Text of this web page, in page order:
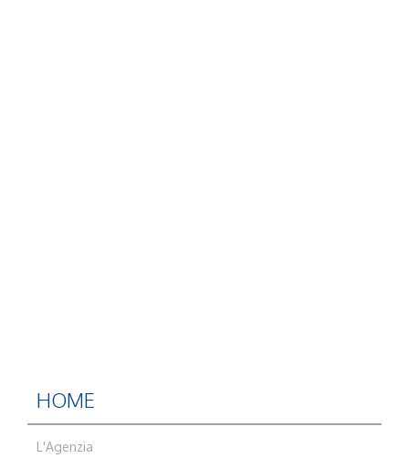
HOME
L'Agenzia